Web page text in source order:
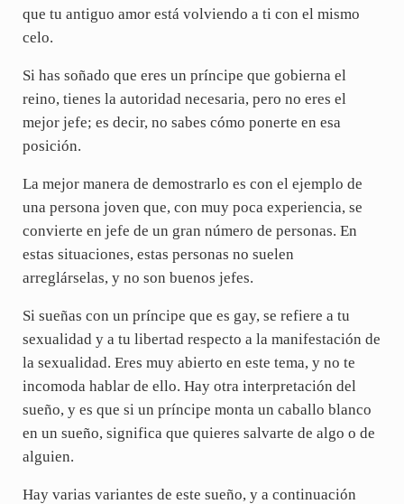
que tu antiguo amor está volviendo a ti con el mismo
celo.
Si has soñado que eres un príncipe que gobierna el
reino, tienes la autoridad necesaria, pero no eres el
mejor jefe; es decir, no sabes cómo ponerte en esa
posición.
La mejor manera de demostrarlo es con el ejemplo de
una persona joven que, con muy poca experiencia, se
convierte en jefe de un gran número de personas. En
estas situaciones, estas personas no suelen
arreglárselas, y no son buenos jefes.
Si sueñas con un príncipe que es gay, se refiere a tu
sexualidad y a tu libertad respecto a la manifestación de
la sexualidad. Eres muy abierto en este tema, y no te
incomoda hablar de ello. Hay otra interpretación del
sueño, y es que si un príncipe monta un caballo blanco
en un sueño, significa que quieres salvarte de algo o de
alguien.
Hay varias variantes de este sueño, y a continuación